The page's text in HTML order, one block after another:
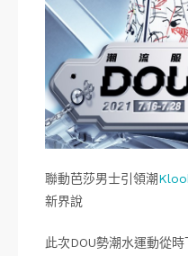
聯動芭莎男士引領潮
新界說
此次DOU勢潮水運動從